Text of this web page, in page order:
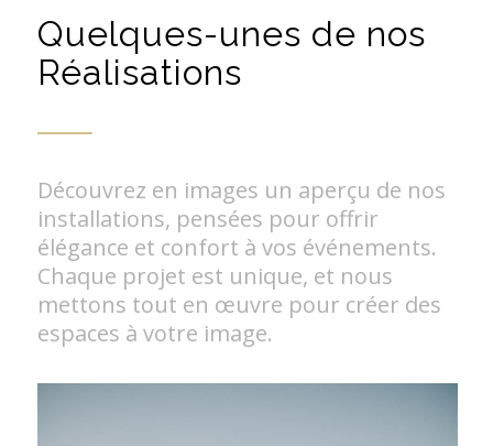
Quelques-unes de nos
Réalisations
Découvrez en images un aperçu de nos
installations, pensées pour offrir
élégance et confort à vos événements.
Chaque projet est unique, et nous
mettons tout en œuvre pour créer des
espaces à votre image.